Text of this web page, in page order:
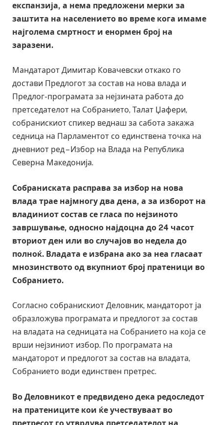
експанзија, а нема предложени мерки за
заштита на населението во време кога имаме
најголема смртност и енормен број на
заразени.
Мандатарот Димитар Ковачевски откако го
достави Предлогот за состав на нова влада и
Предлог-програмата за нејзината работа до
претседателот на Собранието, Талат Џафери,
собранискиот спикер веднаш за сабота закажа
седница на Парламентот со единствена точка на
дневниот ред – Избор на Влада на Република
Северна Македонија.
Собраниската расправа за избор на нова
влада трае најмногу два дена, а за изборот на
владиниот состав се гласа по нејзиното
завршување, односно најдоцна до 24 часот
вториот ден или во случајов во недела до
полноќ. Владата е избрана ако за неа гласаат
мнозинството од вкупниот број пратеници во
Собранието.
Согласно собранискиот Деловник, мандаторот ја
образложува програмата и предлогот за состав
на владата на седницата на Собранието на која се
врши нејзиниот избор. По програмата на
мандаторот и предлогот за состав на владата,
Собранието води единствен претрес.
Во Деловникот е предвидено дека редоследот
на пратениците кои ќе учествуваат во